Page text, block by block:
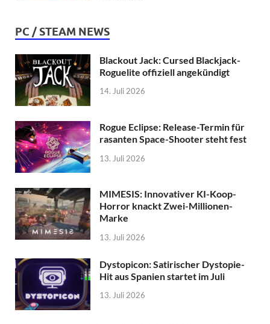
PC / STEAM NEWS
Blackout Jack: Cursed Blackjack-
Roguelite offiziell angekündigt
14. Juli 2026
Rogue Eclipse: Release-Termin für
rasanten Space-Shooter steht fest
13. Juli 2026
MIMESIS: Innovativer KI-Koop-
Horror knackt Zwei-Millionen-
Marke
13. Juli 2026
Dystopicon: Satirischer Dystopie-
Hit aus Spanien startet im Juli
13. Juli 2026